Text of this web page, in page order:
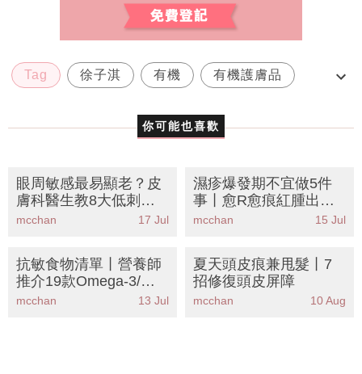
Tag 徐子淇 有機 有機護膚品
你可能也喜歡
眼周敏感最易顯老？皮
膚科醫生教8大低刺激
保養成分丨KO眼紋紅腫
mcchan 17 Jul
濕疹爆發期不宜做5件
事丨愈R愈痕紅腫出
水？皮膚科醫生中醫聯
mcchan 15 Jul
抗敏食物清單丨營養師
推介19款Omega-3/鋅/
維他命D食物 擊退濕疹
mcchan 13 Jul
夏天頭皮痕兼甩髮丨7
招修復頭皮屏障
mcchan 10 Aug